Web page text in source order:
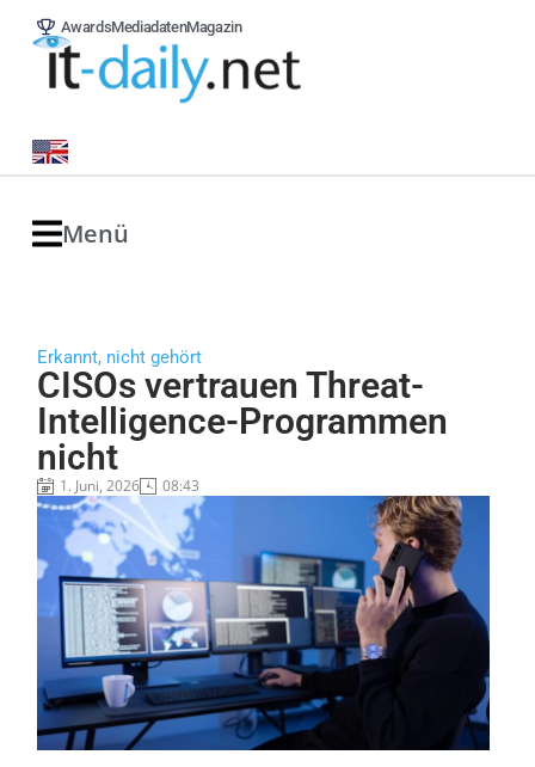
AwardsMediadatenMagazin
Menü
Erkannt, nicht gehört
CISOs vertrauen Threat-
Intelligence-Programmen
nicht
1. Juni, 2026 08:43